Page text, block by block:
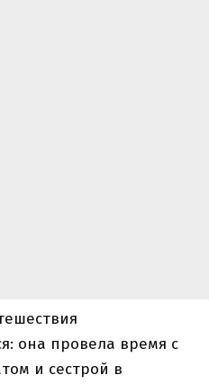
она провела время с
и сестрой в